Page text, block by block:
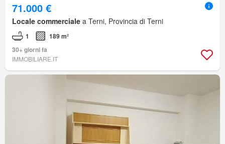
71.000 €
Locale commerciale a Terni, Provincia di Terni
1
189 m²
30+ giorni fa
IMMOBILIARE.IT